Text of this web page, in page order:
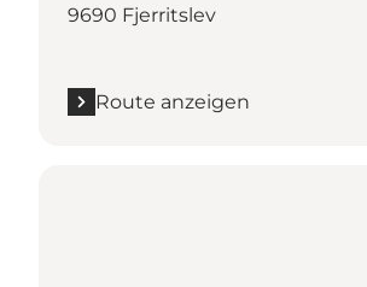
9690 Fjerritslev
Route anzeigen